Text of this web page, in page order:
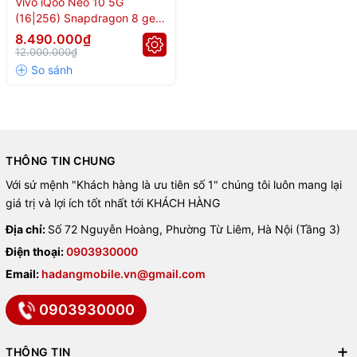
🚀 Chip Snapdragon 8 Gen 3
top trong phân khúc.
🧊 Tiến trình 4nm của TSMC cho hiệu suất mạnh, nhiệt độ tối
ưu.
🧠 GPU Adreno 750 mạnh mẽ, load ứng dụng – xử lý đa nhiệm
nhanh không tưởng.
📌So với các chip cùng phân khúc:
⚡ Dimensity 9400 → 2.809.458 điểm
⚡ Snapdragon 8 Gen 3 → 2.191.400 điểm
🎨Thiết kế vuông vức cao
(16|256) Snapdragon 8 gen
3
8.490.000₫
12.000.000₫
THÔNG TIN CHUNG
Với sứ mệnh "Khách hàng là ưu tiên số 1" chúng tôi luôn mang lại
giá trị và lợi ích tốt nhất tới KHÁCH HÀNG
Địa chỉ: Số 72 Nguyễn Hoàng, Phường Từ Liêm, Hà Nội (Tầng 3)
Điện thoại:0903930000
Email: hadangmobile.vn@gmail.com
0903930000
THÔNG TIN